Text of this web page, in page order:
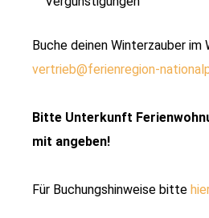
Buche deinen Winterzauber im
vertrieb@ferienregion-
Bitte Unterkunft
mit angeben!
Für Buchungshinweise bitte